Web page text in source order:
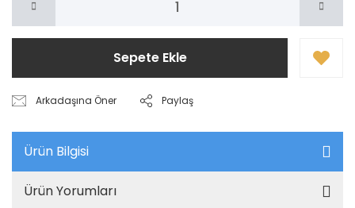
Sepete Ekle
Arkadaşına Öner Paylaş
Ürün Bilgisi
Ürün Yorumları